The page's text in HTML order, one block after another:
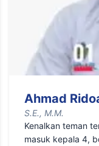
Ahmad
S.E., M.M.
Kenalkan teman
masuk kepala 4,